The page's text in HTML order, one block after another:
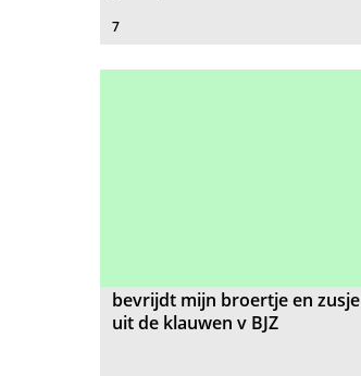
7
bevrijdt mijn broertje en zusje
uit de klauwen v BJZ